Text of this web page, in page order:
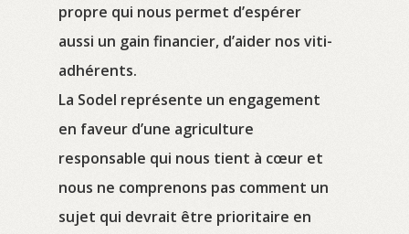
propre qui nous permet d’espérer
aussi un gain financier, d’aider nos viti-
adhérents.
La Sodel représente un engagement
en faveur d’une agriculture
responsable qui nous tient à cœur et
nous ne comprenons pas comment un
sujet qui devrait être prioritaire en